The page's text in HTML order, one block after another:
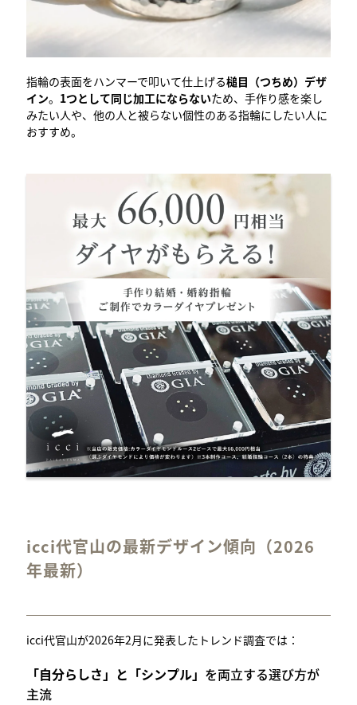
指輪の表面をハンマーで叩いて仕上げる槌目（つちめ）デザ
イン。 1つとして同じ加工にならないため、手作り感を楽し
みたい人や、他の人と被らない個性のある指輪にしたい人に
おすすめ。
icci代官山の最新デザイン傾向（2026
年最新）
icci代官山が2026年2月に発表したトレンド調査では：
「自分らしさ」と「シンプル」 を両立する選び方が
主流